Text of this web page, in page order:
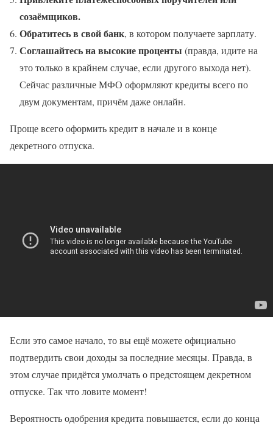
созаёмщиков.
Обратитесь в свой банк, в котором получаете зарплату.
Соглашайтесь на высокие проценты (правда, идите на
это только в крайнем случае, если другого выхода нет).
Сейчас различные МФО оформляют кредиты всего по
двум документам, причём даже онлайн.
Проще всего оформить кредит в начале и в конце
декретного отпуска.
Если это самое начало, то вы ещё можете официально
подтвердить свои доходы за последние месяцы. Правда, в
этом случае придётся умолчать о предстоящем декретном
отпуске. Так что ловите момент!
Вероятность одобрения кредита повышается, если до конца